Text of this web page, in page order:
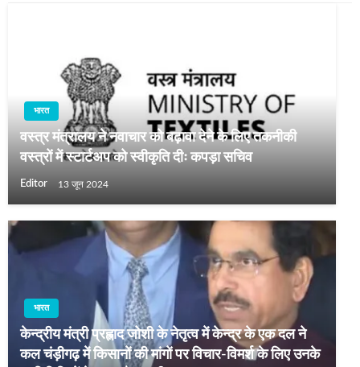
भारत
वस्‍त्र मंत्रालय ने नवाचार को बढ़ावा देने के लिए तकनीकी
वस्त्रों में स्टार्टअप को स्‍वीकृति दीः कपड़ा सचिव
Editor 13 जून 2024
भारत
केन्‍द्रीय मंत्री प्रह्लाद जोशी के नेतृत्‍व में केन्‍द्र के एक दल ने
कल चंड़ीगढ़ में किसानों की मांगों पर विचार-विमर्श के लिए उनके